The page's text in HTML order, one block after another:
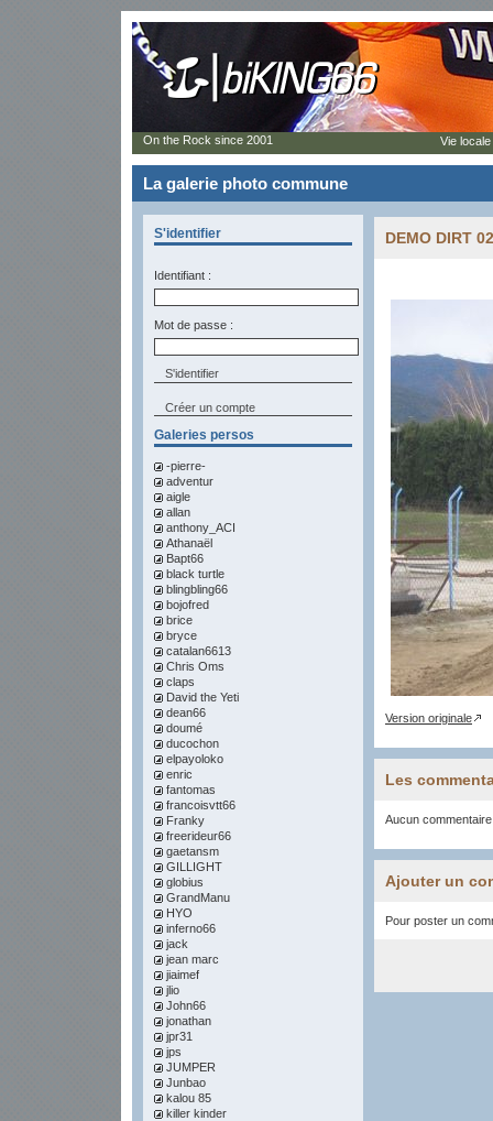
La galerie photo commune
S'identifier
Identifiant :
Mot de passe :
Créer un compte
Galeries persos
-pierre-
adventur
aigle
allan
anthony_ACI
Athanaël
Bapt66
black turtle
blingbling66
bojofred
brice
bryce
catalan6613
Chris Oms
claps
David the Yeti
dean66
doumé
ducochon
elpayoloko
enric
fantomas
francoisvtt66
Franky
freerideur66
gaetansm
GILLIGHT
globius
GrandManu
HYO
inferno66
jack
jean marc
jiaimef
jlio
John66
jonathan
jpr31
jps
JUMPER
Junbao
kalou 85
killer kinder
DEMO DIRT
Version originale
Les
Aucun
Ajouter un
Pour poster un
On the Rock since 2001 Vie